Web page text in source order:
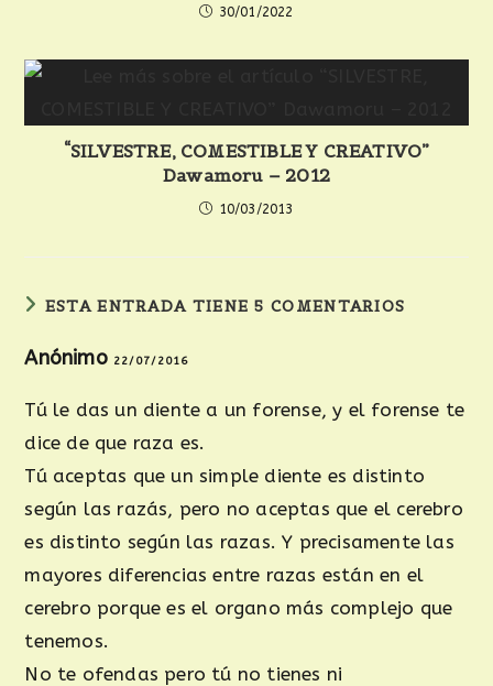
30/01/2022
“SILVESTRE, COMESTIBLE Y CREATIVO”
Dawamoru – 2012
10/03/2013
ESTA ENTRADA TIENE 5 COMENTARIOS
Anónimo 22/07/2016
Tú le das un diente a un forense, y el forense te
dice de que raza es.
Tú aceptas que un simple diente es distinto
según las razás, pero no aceptas que el cerebro
es distinto según las razas. Y precisamente las
mayores diferencias entre razas están en el
cerebro porque es el organo más complejo que
tenemos.
No te ofendas pero tú no tienes ni